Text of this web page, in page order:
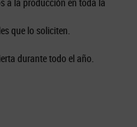
que lo soliciten.
durante todo el año.